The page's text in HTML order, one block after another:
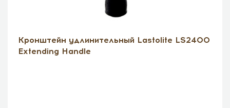
Кронштейн удлинительный Lastolite LS2400
Extending Handle